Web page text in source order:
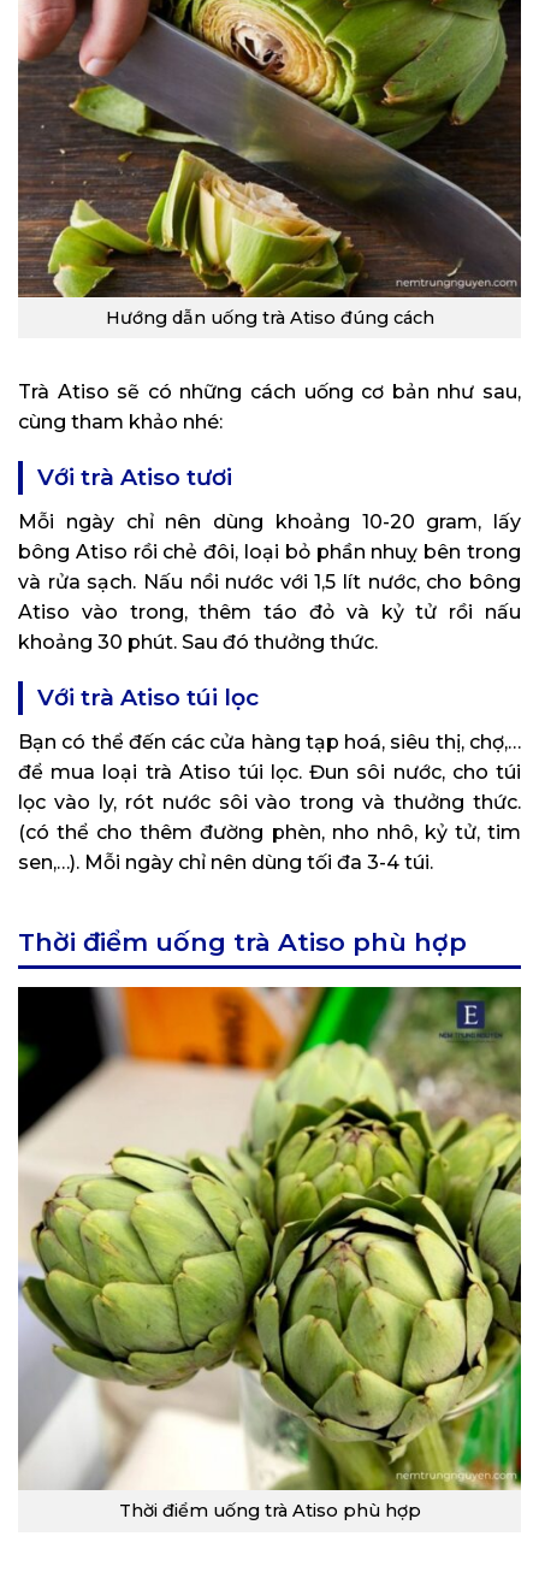
Hướng dẫn uống trà Atiso đúng cách
Trà Atiso sẽ có những cách uống cơ bản như sau,
cùng tham khảo nhé:
Với trà Atiso tươi
Mỗi ngày chỉ nên dùng khoảng 10-20 gram, lấy
bông Atiso rồi chẻ đôi, loại bỏ phần nhuỵ bên trong
và rửa sạch. Nấu nồi nước với 1,5 lít nước, cho bông
Atiso vào trong, thêm táo đỏ và kỷ tử rồi nấu
khoảng 30 phút. Sau đó thưởng thức.
Với trà Atiso túi lọc
Bạn có thể đến các cửa hàng tạp hoá, siêu thị, chợ,…
để mua loại trà Atiso túi lọc. Đun sôi nước, cho túi
lọc vào ly, rót nước sôi vào trong và thưởng thức.
(có thể cho thêm đường phèn, nho nhô, kỷ tử, tim
sen,…). Mỗi ngày chỉ nên dùng tối đa 3-4 túi.
Thời điểm uống trà Atiso phù hợp
Thời điểm uống trà Atiso phù hợp